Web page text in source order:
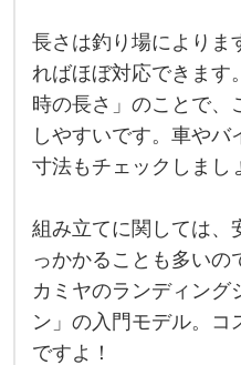
か
ら
高
い
の
あ
り
ま
す
し
た
こ
と
が
あ
り
ま
す
）
3
千
円
の
タ
モ
長さは釣り場によりま
ればほぼ対応できます
時の長さ」のことで、
しやすいです。車や
寸法もチェックしまし
組み立てに関しては、
っかかることも多いの
カミヤのランディング
ン」の入門モデル。コ
ですよ！